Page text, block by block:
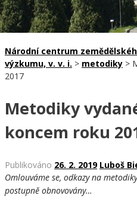
Národní centrum
výzkumu, v. v. i. > metodiky >
2017
Metodiky
koncem roku
Publikováno 26. 2. 2019 Luboš
Omlouváme se, odkazy na
postupně obnovovány…